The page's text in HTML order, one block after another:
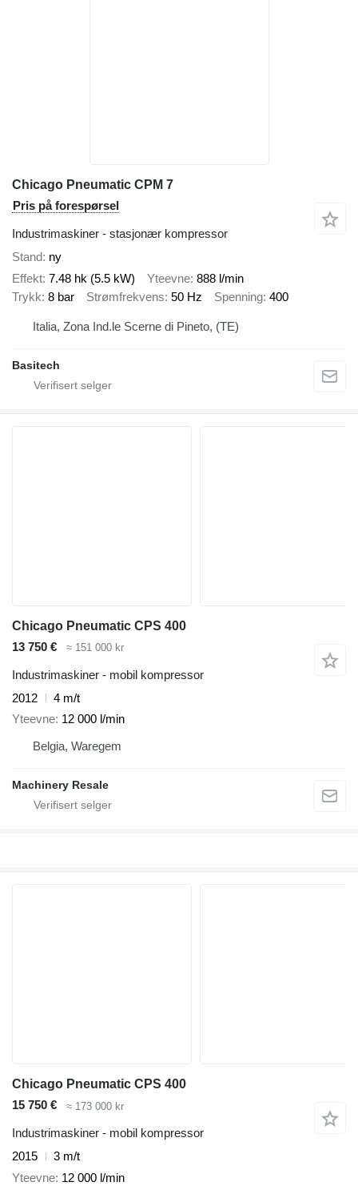
Chicago Pneumatic CPM 7
Pris på forespørsel
Industrimaskiner - stasjonær kompressor
Stand ny
Effekt 7.48 hk (5.5 kW) Yteevne 888 l/min
Trykk 8 bar Strømfrekvens 50 Hz Spenning 400
Italia, Zona Ind.le Scerne di Pineto, (TE)
Basitech
Chicago Pneumatic CPS 400
13 750 €
≈ 151 000 kr
Industrimaskiner - mobil kompressor
2012
4 m/t
Yteevne 12 000 l/min
Belgia, Waregem
Machinery Resale
Chicago Pneumatic CPS 400
15 750 €
≈ 173 000 kr
Industrimaskiner - mobil kompressor
2015
3 m/t
Yteevne 12 000 l/min